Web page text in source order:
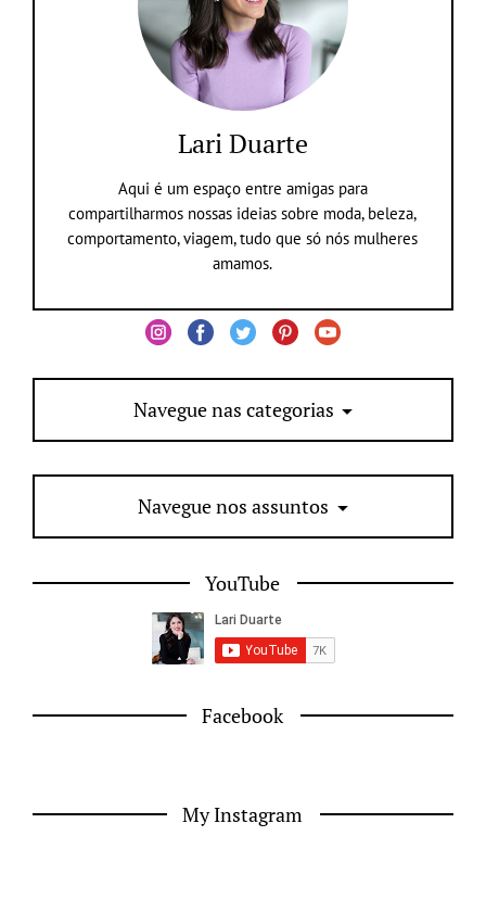
Lari Duarte
Aqui é um espaço entre amigas para
compartilharmos nossas ideias sobre moda, beleza,
comportamento, viagem, tudo que só nós mulheres
amamos.
Navegue nas categorias
Navegue nos assuntos
YouTube
Facebook
My Instagram